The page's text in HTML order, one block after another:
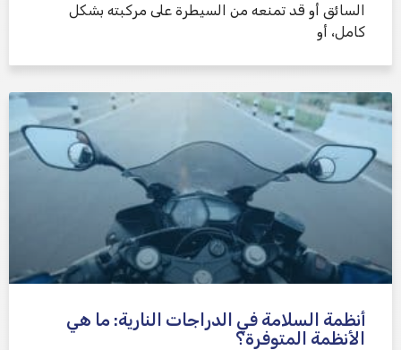
السائق أو قد تمنعه من السيطرة على مركبته بشكل
كامل، أو
أنظمة السلامة في الدراجات النارية: ما هي
الأنظمة المتوفرة؟